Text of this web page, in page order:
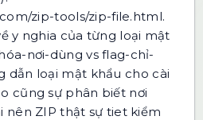
zip-tools/zip-file.html.
y nghia của từng loại mật
nơi-dùng vs flag-chỉ-
dẫn loại mật khẩu cho cài
cũng sự phân biết nơi
nên ZIP thật sự tiet kiểm